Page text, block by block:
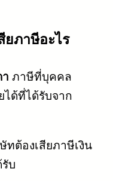
ยภาษีอะไร
ภาษีที่บุคคล
ได้ที่ได้รับจาก
ทต้องเสียภาษีเงิน
บ